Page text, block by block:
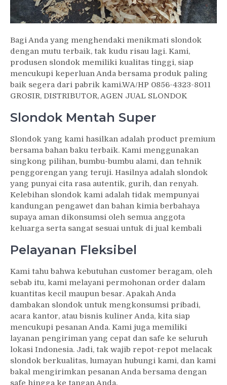
Bagi Anda yang menghendaki menikmati slondok
dengan mutu terbaik, tak kudu risau lagi. Kami,
produsen slondok memiliki kualitas tinggi, siap
mencukupi keperluan Anda bersama produk paling
baik segera dari pabrik kami.WA/HP 0856-4323-8011
GROSIR, DISTRIBUTOR, AGEN JUAL SLONDOK
Slondok Mentah Super
Slondok yang kami hasilkan adalah product premium
bersama bahan baku terbaik. Kami menggunakan
singkong pilihan, bumbu-bumbu alami, dan tehnik
penggorengan yang teruji. Hasilnya adalah slondok
yang punyai cita rasa autentik, gurih, dan renyah.
Kelebihan slondok kami adalah tidak mempunyai
kandungan pengawet dan bahan kimia berbahaya
supaya aman dikonsumsi oleh semua anggota
keluarga serta sangat sesuai untuk di jual kembali
Pelayanan Fleksibel
Kami tahu bahwa kebutuhan customer beragam, oleh
sebab itu, kami melayani permohonan order dalam
kuantitas kecil maupun besar. Apakah Anda
dambakan slondok untuk mengkonsumsi pribadi,
acara kantor, atau bisnis kuliner Anda, kita siap
mencukupi pesanan Anda. Kami juga memiliki
layanan pengiriman yang cepat dan safe ke seluruh
lokasi Indonesia. Jadi, tak wajib repot-repot melacak
slondok berkualitas, lumayan hubungi kami, dan kami
bakal mengirimkan pesanan Anda bersama dengan